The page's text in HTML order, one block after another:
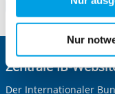
für die Zukunft
Cookies, die
aufgerufenen und
Nur
Zum Standort
Zentrale IB-
Der Internationaler